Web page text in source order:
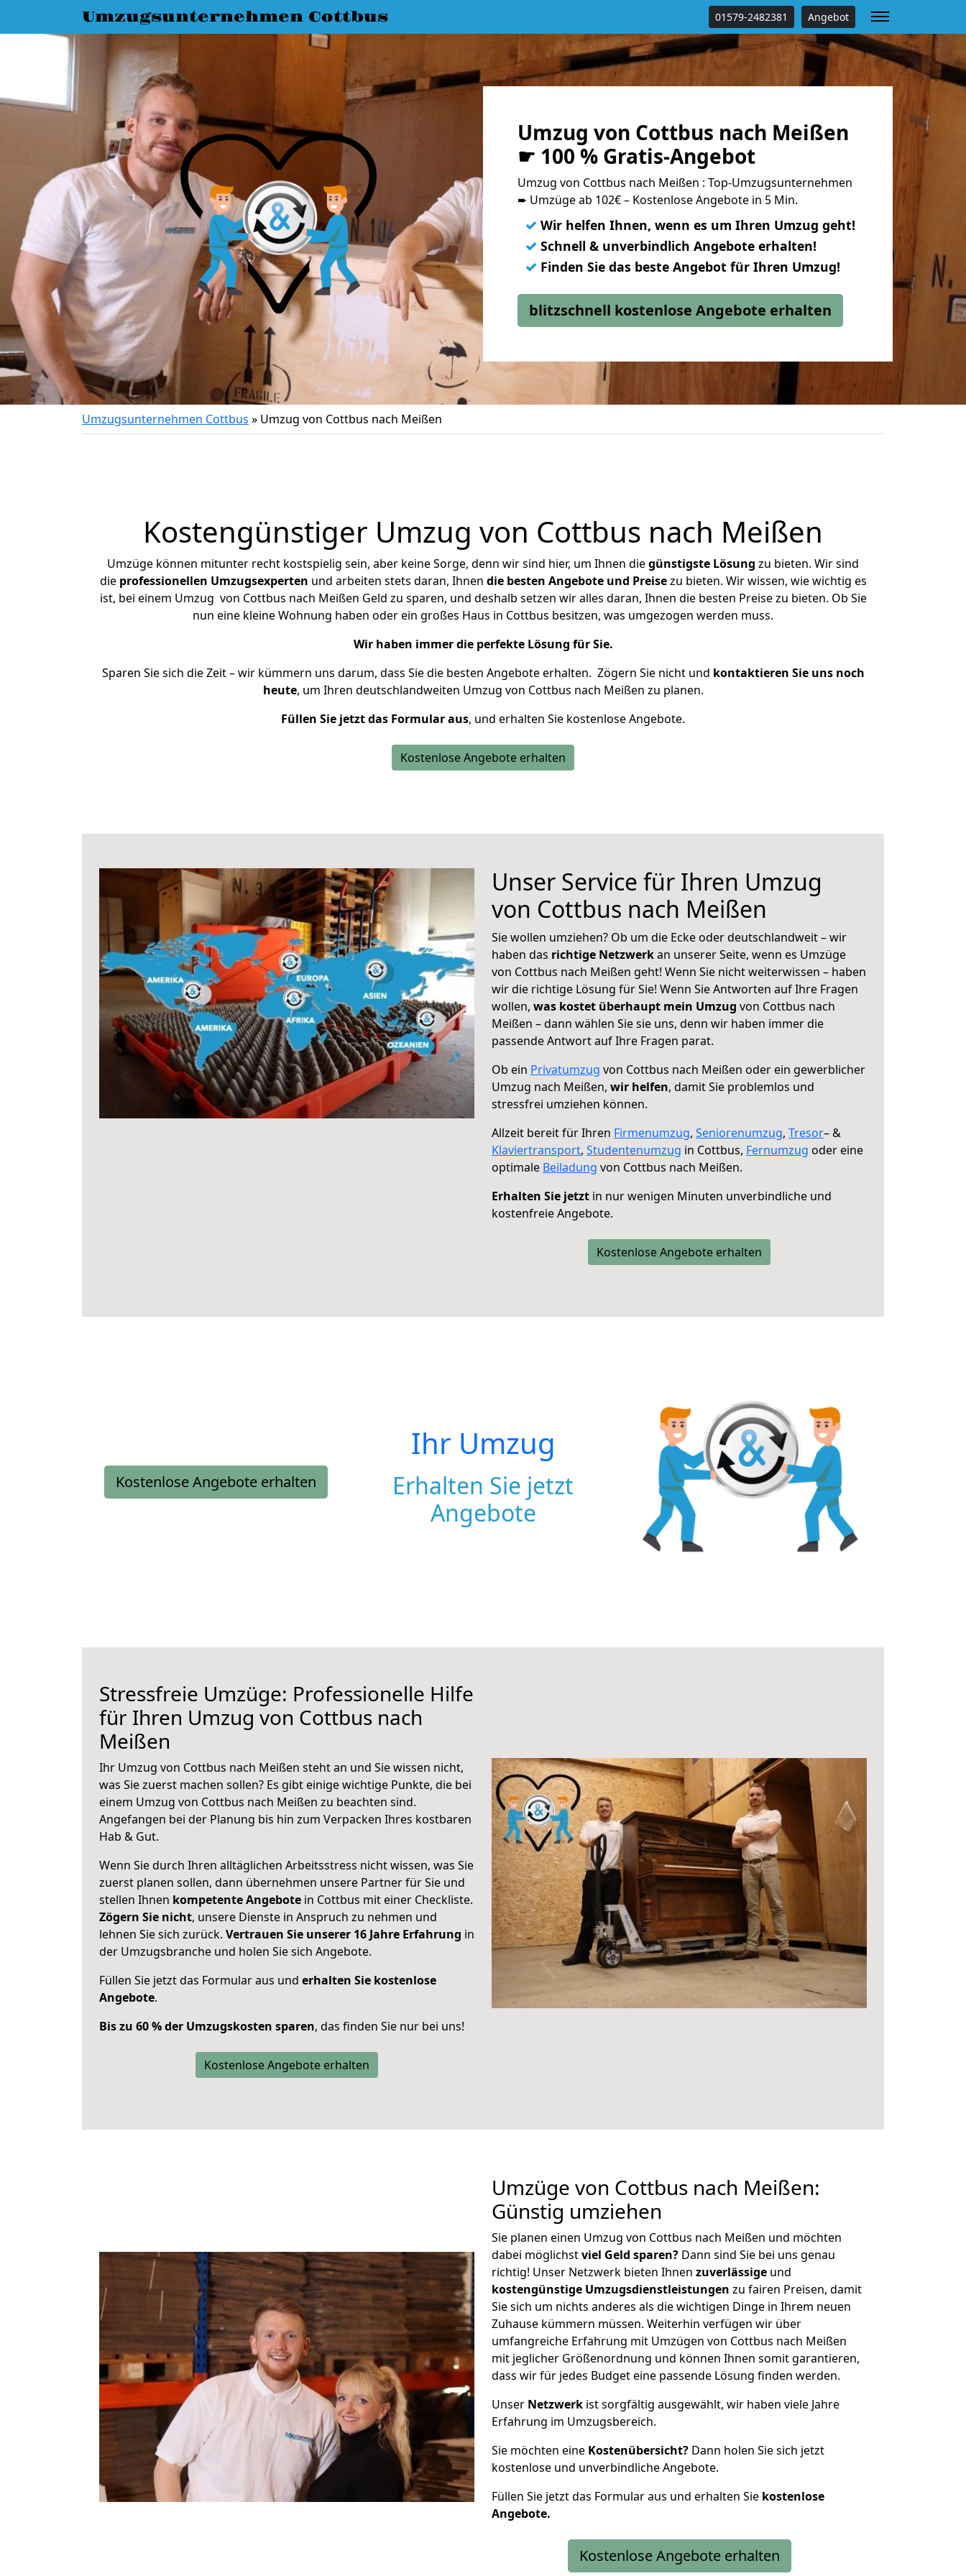
Umzugsunternehmen Cottbus 01579-2482381 Angebot
Umzug von Cottbus nach Meißen
☛ 100 % Gratis-Angebot
Umzug von Cottbus nach Meißen : Top-Umzugsunternehmen
➨ Umzüge ab 102€ – Kostenlose Angebote in 5 Min.
✓ Wir helfen Ihnen, wenn es um Ihren Umzug geht!
✓ Schnell & unverbindlich Angebote erhalten!
✓ Finden Sie das beste Angebot für Ihren Umzug!
blitzschnell kostenlose Angebote erhalten
Umzugsunternehmen Cottbus » Umzug von Cottbus nach Meißen
Kostengünstiger Umzug von Cottbus nach Meißen
Umzüge können mitunter recht kostspielig sein, aber keine Sorge, denn wir sind hier, um Ihnen diegünstigste Lösung zu bieten. Wir sind
die professionellen Umzugsexperten und arbeiten stets daran, Ihnen die besten Angebote und Preisezu bieten. Wir wissen, wie wichtig es
ist, bei einem Umzug von Cottbus nach Meißen Geld zu sparen, und deshalb setzen wir alles daran, Ihnen die besten Preise zu bieten. Ob Sie
nun eine kleine Wohnung haben oder ein großes Haus in Cottbus besitzen, was umgezogen werden muss.
Wir haben immer die perfekte Lösung für Sie.
Sparen Sie sich die Zeit – wir kümmern uns darum, dass Sie die besten Angebote erhalten. Zögern Sie nicht und kontaktieren Sie uns noch
heute, um Ihren deutschlandweiten Umzug von Cottbus nach Meißen zu planen.
Füllen Sie jetzt das Formular aus, und erhalten Sie kostenlose Angebote.
Kostenlose Angebote erhalten
Unser Service für Ihren Umzug
von Cottbus nach Meißen
Sie wollen umziehen? Ob um die Ecke oder deutschlandweit – wir
haben das richtige Netzwerkan unserer Seite, wenn es Umzüge
von Cottbus nach Meißen geht! Wenn Sie nicht weiterwissen – haben
wir die richtige Lösung für Sie! Wenn Sie Antworten auf Ihre Fragen
wollen, was kostet überhaupt mein Umzug von Cottbus nach
Meißen – dann wählen Sie sie uns, denn wir haben immer die
passende Antwort auf Ihre Fragen parat.
Ob ein Privatumzug von Cottbus nach Meißen oder ein gewerblicher
Umzug nach Meißen, wir helfen, damit Sie problemlos und
stressfrei umziehen können.
Allzeit bereit für Ihren Firmenumzug, Seniorenumzug, Tresor– &
Klaviertransport, Studentenumzug in Cottbus, Fernumzug oder eine
optimale Beiladung von Cottbus nach Meißen.
Erhalten Sie jetzt in nur wenigen Minuten unverbindliche und
kostenfreie Angebote.
Kostenlose Angebote erhalten
Kostenlose Angebote erhalten
Ihr Umzug
Erhalten Sie jetzt
Angebote
Stressfreie Umzüge: Professionelle Hilfe
für Ihren Umzug von Cottbus nach
Meißen
Ihr Umzug von Cottbus nach Meißen steht an und Sie wissen nicht,
was Sie zuerst machen sollen? Es gibt einige wichtige Punkte, die bei
einem Umzug von Cottbus nach Meißen zu beachten sind.
Angefangen bei der Planung bis hin zum Verpacken Ihres kostbaren
Hab & Gut.
Wenn Sie durch Ihren alltäglichen Arbeitsstress nicht wissen, was Sie
zuerst planen sollen, dann übernehmen unsere Partner für Sie und
stellen Ihnen kompetente Angebote in Cottbus mit einer Checkliste.
Zögern Sie nicht, unsere Dienste in Anspruch zu nehmen und
lehnen Sie sich zurück. Vertrauen Sie unserer 16 Jahre Erfahrung in
der Umzugsbranche und holen Sie sich Angebote.
Füllen Sie jetzt das Formular aus und erhalten Sie kostenlose
Angebote.
Bis zu 60 % der Umzugskosten sparen, das finden Sie nur bei uns!
Kostenlose Angebote erhalten
Umzüge von Cottbus nach Meißen:
Günstig umziehen
Sie planen einen Umzug von Cottbus nach Meißen und möchten
dabei möglichstviel Geld sparen? Dann sind Sie bei uns genau
richtig! Unser Netzwerk bieten Ihnen zuverlässige und
kostengünstige Umzugsdienstleistungen zu fairen Preisen, damit
Sie sich um nichts anderes als die wichtigen Dinge in Ihrem neuen
Zuhause kümmern müssen. Weiterhin verfügen wir über
umfangreiche Erfahrung mit Umzügen von Cottbus nach Meißen
mit jeglicher Größenordnung und können Ihnen somit garantieren,
dass wir für jedes Budget eine passende Lösung finden werden.
Unser Netzwerk ist sorgfältig ausgewählt, wir haben viele Jahre
Erfahrung im Umzugsbereich.
Sie möchten eine Kostenübersicht? Dann holen Sie sich jetzt
kostenlose und unverbindliche Angebote.
Füllen Sie jetzt das Formular aus und erhalten Sie kostenlose
Angebote.
Kostenlose Angebote erhalten